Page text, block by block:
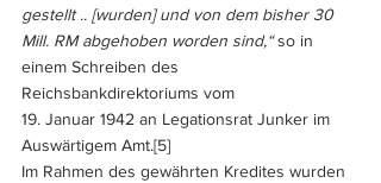
gestellt .. [wurden] und von dem bisher 30
Mill. RM abgehoben worden sind,“ so in
einem Schreiben des
Reichsbankdirektoriums vom
19. Januar 1942 an Legationsrat Junker im
Auswärtigem Amt.[5]
Im Rahmen des gewährten Kredites wurden